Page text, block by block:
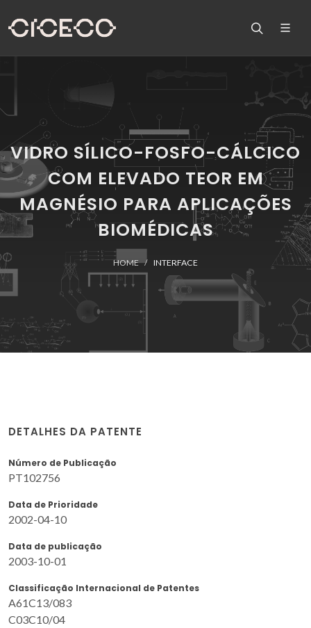
VIDRO SÍLICO-FOSFO-CÁLCICO
COM ELEVADO TEOR EM
MAGNÉSIO PARA APLICAÇÕES
BIOMÉDICAS
HOME INTERFACE
DETALHES DA PATENTE
Número de Publicação
PT102756
Data de Prioridade
2002-04-10
Data de publicação
2003-10-01
Classificação Internacional de Patentes
A61C13/083
C03C10/04